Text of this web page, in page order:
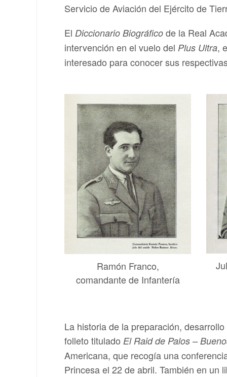
Servicio de Aviación del Ejército de
El Diccionario Biográfico de la Real
intervención en el vuelo del Plus Ultra,
interesado para conocer sus
Ramón Franco,
comandante de Infantería
La historia de la preparación,
folleto titulado El Raid de Palos –
Americana, que recogía una
Princesa el 22 de abril. También en un